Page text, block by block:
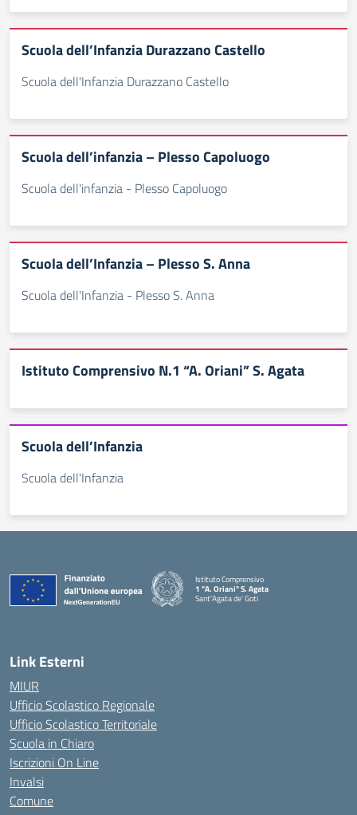
Scuola dell’Infanzia Durazzano Castello
Scuola dell'Infanzia Durazzano Castello
Scuola dell’infanzia – Plesso Capoluogo
Scuola dell'infanzia - Plesso Capoluogo
Scuola dell’Infanzia – Plesso S. Anna
Scuola dell'Infanzia - Plesso S. Anna
Istituto Comprensivo N.1 “A. Oriani” S. Agata
Scuola dell’Infanzia
Scuola dell'Infanzia
Istituto Comprensivo
1 "A. Oriani" S. Agata
Sant'Agata de' Goti
— Visita la pagina iniziale della scuola
Link Esterni
MIUR
Ufficio Scolastico Regionale
Ufficio Scolastico Territoriale
Scuola in Chiaro
Iscrizioni On Line
Invalsi
Comune